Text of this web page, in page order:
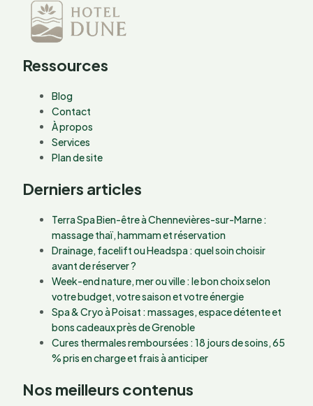
Ressources
Blog
Contact
À propos
Services
Plan de site
Derniers articles
Terra Spa Bien-être à Chennevières-sur-Marne :
massage thaï, hammam et réservation
Drainage, facelift ou Headspa : quel soin choisir
avant de réserver ?
Week-end nature, mer ou ville : le bon choix selon
votre budget, votre saison et votre énergie
Spa & Cryo à Poisat : massages, espace détente et
bons cadeaux près de Grenoble
Cures thermales remboursées : 18 jours de soins, 65
% pris en charge et frais à anticiper
Nos meilleurs contenus